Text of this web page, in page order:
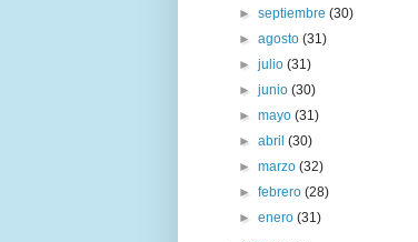
►septiembre(30)
►agosto(31)
►julio(31)
►junio(30)
►mayo(31)
►abril(30)
►marzo(32)
►febrero(28)
►enero(31)